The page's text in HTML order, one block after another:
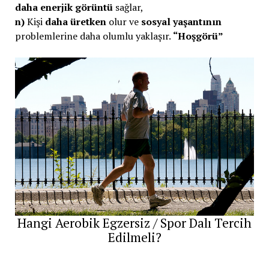
daha enerjik görüntüsağlar,
n)Kişi daha üretkenolur ve sosyal yaşantının
problemlerine daha olumlu yaklaşır. “Hoşgörü”
Hangi Aerobik Egzersiz / Spor Dalı Tercih
Edilmeli?